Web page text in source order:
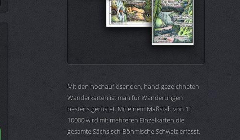
Mit den hochauflösenden, hand-gezeichneten
Wanderkarten ist man für Wanderungen
bestens gerüstet. Mit einem Maßstab von 1 :
10000 wird mit mehreren Einzelkarten die
gesamte Sächsisch-Böhmische Schweiz erfasst.